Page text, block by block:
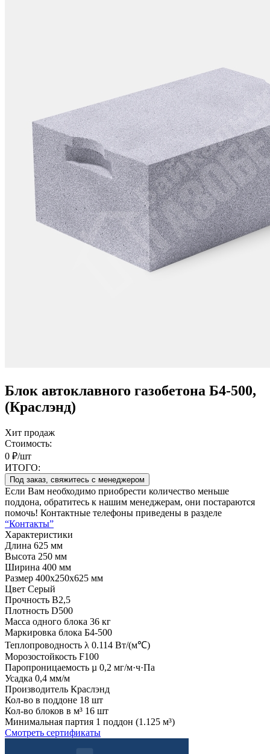
Блок автоклавного газобетона Б4-500,
(Краслэнд)
Хит продаж
Стоимость:
0 ₽/шт
ИТОГО:
Под заказ, свяжитесь с менеджером
Если Вам необходимо приобрести количество меньше
поддона, обратитесь к нашим менеджерам, они постараются
помочь! Контактные телефоны приведены в разделе
“Контакты”
Характеристики
Длина 625 мм
Высота 250 мм
Ширина 400 мм
Размер 400x250x625 мм
Цвет Серый
Прочность B2,5
Плотность D500
Масса одного блока 36 кг
Маркировка блока Б4-500
Теплопроводность λ 0.114 Вт/(м℃)
Морозостойкость F100
Паропроницаемость µ 0,2 мг/м·ч·Па
Усадка 0,4 мм/м
Производитель Краслэнд
Кол-во в поддоне 18 шт
Кол-во блоков в м³ 16 шт
Минимальная партия 1 поддон (1.125 м³)
Смотреть сертификаты